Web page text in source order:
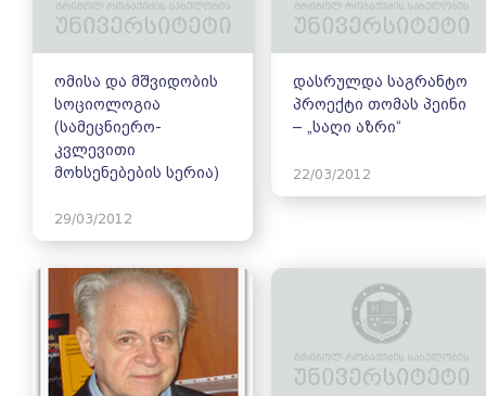
ომისა და მშვიდობის
სოციოლოგია
(სამეცნიერო-
კვლევითი
მოხსენებების სერია)
29/03/2012
დასრულდა საგრანტო
პროექტი თომას პეინი
– „საღი აზრი“
22/03/2012